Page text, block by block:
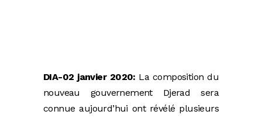
DIA-02 janvier 2020: La composition du
nouveau gouvernement Djerad sera
connue aujourd’hui ont révélé plusieurs